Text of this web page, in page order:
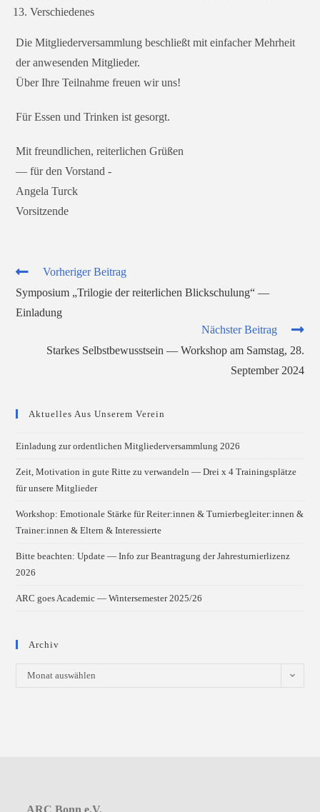
Verschiedenes
Die Mitgliederversammlung beschließt mit ein­fa­cher Mehrheit
der anwe­sen­den Mitglieder.
Über Ihre Teilnahme freu­en wir uns!
Für Essen und Trinken ist gesorgt.
Mit freund­li­chen, rei­ter­li­chen Grüßen
— für den Vorstand -
Angela Turck
Vorsitzende
Weitere
ansehen
Vorheriger Beitrag
Symposium „Trilogie der reiterlichen Blickschulung“ —
Einladung
Nächster Beitrag
Starkes Selbstbewusstsein — Workshop am Samstag, 28.
September 2024
Aktuelles Aus Unserem Verein
Einladung zur ordentlichen Mitgliederversammlung 2026
Zeit, Motivation in gute Ritte zu verwandeln — Drei x 4 Trainingsplätze
für unsere Mitglieder
Workshop: Emotionale Stärke für Reiter:innen & Turnierbegleiter:innen &
Trainer:innen & Eltern & Interessierte
Bitte beachten: Update — Info zur Beantragung der Jahresturnierlizenz
2026
ARC goes Academic — Wintersemester 2025/26
Archiv
Archiv
Monat auswählen
ARC Bonn e.V.